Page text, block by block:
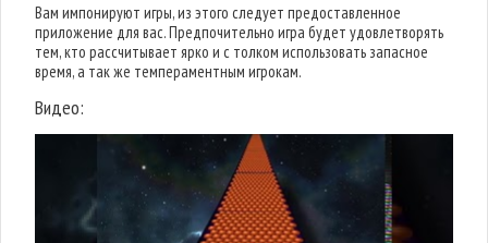
Вам импонируют игры, из этого следует предоставленное
приложение для вас. Предпочительно игра будет удовлетворять
тем, кто рассчитывает ярко и с толком использовать запасное
время, а так же темпераментным игрокам.
Видео: